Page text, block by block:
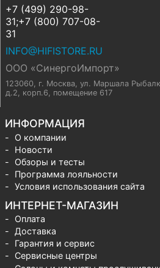
+7 (499) 290-98-
31;+7 (800) 707-08-
31
INFO@HIFISTORE.RU
ООО «СинергоИмпорт»
123060, г. Москва, ул. Маршала
д.2, корп.6, помещение 617
ИНФОРМАЦИЯ
О компании
Новости
Обзоры и тесты
Программа лояльности
Условия использования сайта
ИНТЕРНЕТ-МАГАЗИН
Оплата
Доставка
Гарантия и сервис
Сервисные центры